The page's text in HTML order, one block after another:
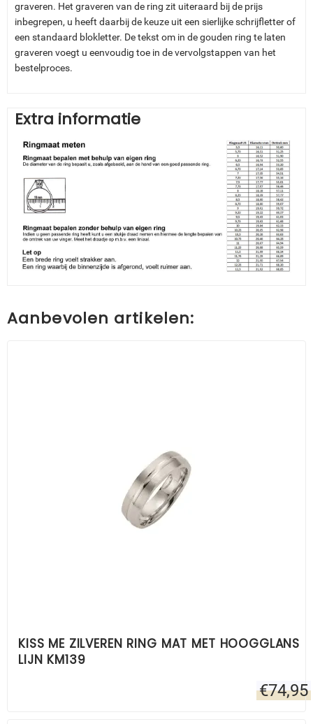
graveren. Het graveren van de ring zit uiteraard bij de prijs
inbegrepen, u heeft daarbij de keuze uit een sierlijke schrijfletter of
een standaard blokletter. De tekst om in de gouden ring te laten
graveren voegt u eenvoudig toe in de vervolgstappen van het
bestelproces.
Extra informatie
Aanbevolen artikelen:
KISS ME ZILVEREN RING MAT MET HOOGGLANS
LIJN KM139
€74,95